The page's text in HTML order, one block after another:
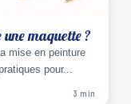
maquette ?
mise en peinture
pour...
3 min